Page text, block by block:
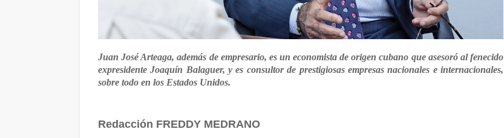
Juan José Arteaga, además de empresario, es un economista de origen cubano que asesoró al fenecido
expresidente Joaquín Balaguer, y es consultor de prestigiosas empresas nacionales e internacionales,
sobre todo en los Estados Unidos.
Redacción FREDDY MEDRANO